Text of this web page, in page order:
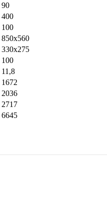
90
400
100
850х560
330х275
100
11,8
1672
2036
2717
6645